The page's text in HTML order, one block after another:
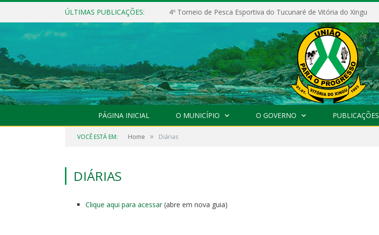
ÚLTIMAS PUBLICAÇÕES: 4º Torneio de Pesca Esportiva do Tucunaré de Vitória do Xingu
PÁGINA INICIAL O MUNICÍPIO O GOVERNO PUBLICAÇÕES
VOCÊ ESTÁ EM: Home » Diárias
DIÁRIAS
Clique aqui para acessar(abre em nova guia)